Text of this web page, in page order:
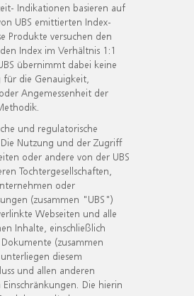
Indikationen basieren auf
UBS emittierten Index-
Produkte versuchen den
Index im Verhältnis 1:1
übernimmt dabei keine
für die Genauigkeit,
Angemessenheit der
und regulatorische
Nutzung und der Zugriff
oder andere von der UBS
Tochtergesellschaften,
oder
(zusammen "UBS")
Webseiten und alle
Inhalte, einschließlich
(zusammen
diesem
und allen anderen
Die hierin